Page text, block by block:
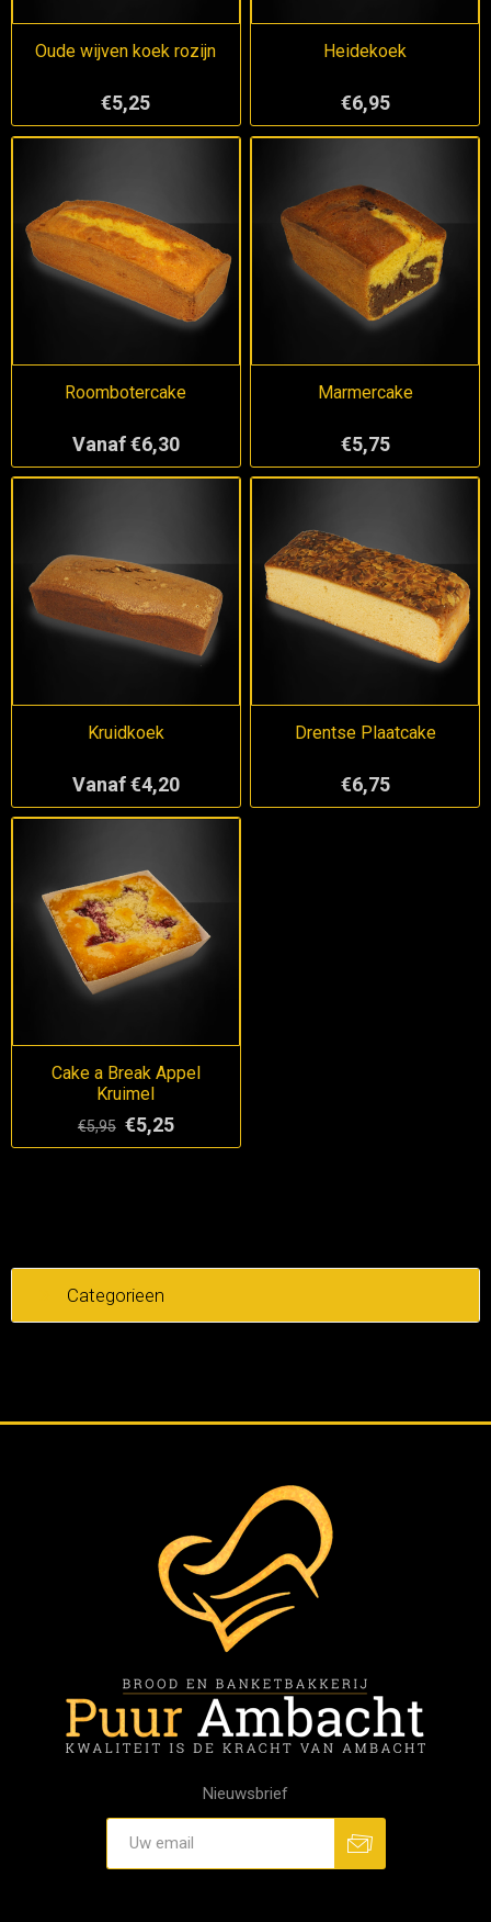
Oude wijven koek rozijn
€5,25
Heidekoek
€6,95
Roombotercake
Vanaf €6,30
Marmercake
€5,75
Kruidkoek
Vanaf €4,20
Drentse Plaatcake
€6,75
Cake a Break Appel
Kruimel
€5,95 €5,25
Categorieen
Nieuwsbrief